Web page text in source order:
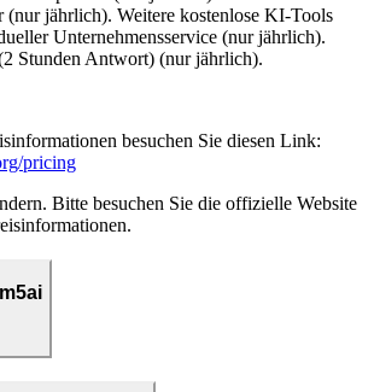
(nur jährlich). Weitere kostenlose KI-Tools
Unternehmensservice (nur jährlich).
Stunden Antwort) (nur jährlich).
besuchen Sie diesen Link:
pricing
Bitte besuchen Sie die offizielle Website